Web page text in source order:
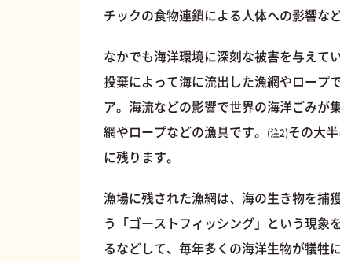
チックの食物連鎖による人体への影響など
なかでも海洋環境に深刻な被害を与えて
投棄によって海に流出した漁網やロープ
ア。海流などの影響で世界の海洋ごみが
網やロープなどの漁具です。
(注2)その大
に残ります。
漁場に残された漁網は、海の生き物を捕
う「ゴーストフィッシング」という現象
るなどして、毎年多くの海洋生物が犠牲